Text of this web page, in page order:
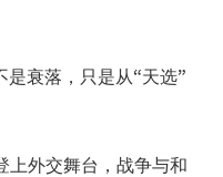
是衰落，只是从“天选”
上外交舞台，战争与和